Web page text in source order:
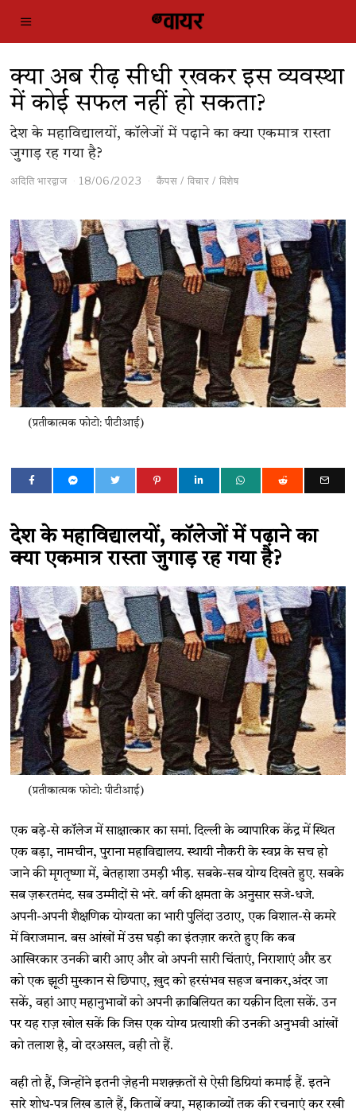
क्या अब रीढ़ सीधी रखकर इस व्यवस्था
में कोई सफल नहीं हो सकता?
देश के महाविद्यालयों, कॉलेजों में पढ़ाने का क्या एकमात्र रास्ता
जुगाड़ रह गया है?
अदिति भारद्वाज 18/06/2023 कैंपस / विचार / विशेष
(प्रतीकात्मक फोटो: पीटीआई)
देश के महाविद्यालयों, कॉलेजों में पढ़ाने का
क्या एकमात्र रास्ता जुगाड़ रह गया है?
(प्रतीकात्मक फोटो: पीटीआई)
एक बड़े-से कॉलेज में साक्षात्कार का समां. दिल्ली के व्यापारिक केंद्र में स्थित
एक बड़ा, नामचीन, पुराना महाविद्यालय. स्थायी नौकरी के स्वप्न के सच हो
जाने की मृगतृष्णा में, बेतहाशा उमड़ी भीड़. सबके-सब योग्य दिखते हुए. सबके
सब ज़रूरतमंद. सब उम्मीदों से भरे. वर्ग की क्षमता के अनुसार सजे-धजे.
अपनी-अपनी शैक्षणिक योग्यता का भारी पुलिंदा उठाए, एक विशाल-से कमरे
में विराजमान. बस आंखों में उस घड़ी का इंतज़ार करते हुए कि कब
आखिरकार उनकी बारी आए और वो अपनी सारी चिंताएं, निराशाएं और डर
को एक झूठी मुस्कान से छिपाए, ख़ुद को हरसंभव सहज बनाकर,अंदर जा
सकें, वहां आए महानुभावों को अपनी क़ाबिलियत का यक़ीन दिला सकें. उन
पर यह राज़ खोल सकें कि जिस एक योग्य प्रत्याशी की उनकी अनुभवी आंखों
को तलाश है, वो दरअसल, वही तो हैं.
वही तो हैं, जिन्होंने इतनी ज़ेहनी मशक़्क़तों से ऐसी डिग्रियां कमाई हैं. इतने
सारे शोध-पत्र लिख डाले हैं, किताबें क्या, महाकाव्यों तक की रचनाएं कर रखी